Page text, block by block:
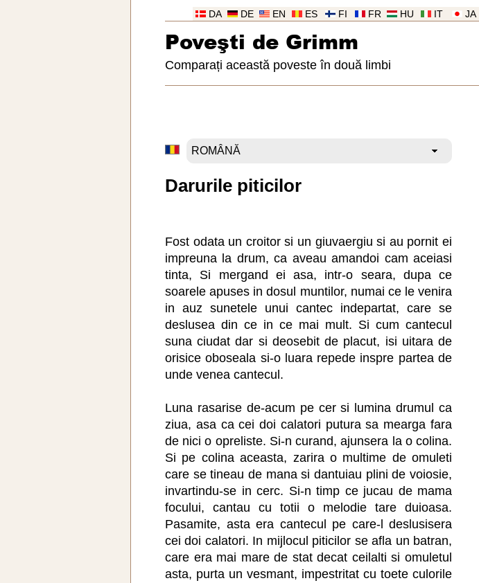
JA
IT
HU
FR
FI
ES
EN
DE
DA
Poveşti de Grimm
Comparați această poveste în două limbi
Darurile piticilor
Fost odata un croitor si un giuvaergiu si au pornit ei
impreuna la drum, ca aveau amandoi cam aceiasi
tinta, Si mergand ei asa, intr-o seara, dupa ce
soarele apuses in dosul muntilor, numai ce le venira
in auz sunetele unui cantec indepartat, care se
deslusea din ce in ce mai mult. Si cum cantecul
suna ciudat dar si deosebit de placut, isi uitara de
orisice oboseala si-o luara repede inspre partea de
unde venea cantecul.
Luna rasarise de-acum pe cer si lumina drumul ca
ziua, asa ca cei doi calatori putura sa mearga fara
de nici o opreliste. Si-n curand, ajunsera la o colina.
Si pe colina aceasta, zarira o multime de omuleti
care se tineau de mana si dantuiau plini de voiosie,
invartindu-se in cerc. Si-n timp ce jucau de mama
focului, cantau cu totii o melodie tare duioasa.
Pasamite, asta era cantecul pe care-l deslusisera
cei doi calatori. In mijlocul piticilor se afla un batran,
care era mai mare de stat decat ceilalti si omuletul
asta, purta un vesmant, impestritat cu toete culorile